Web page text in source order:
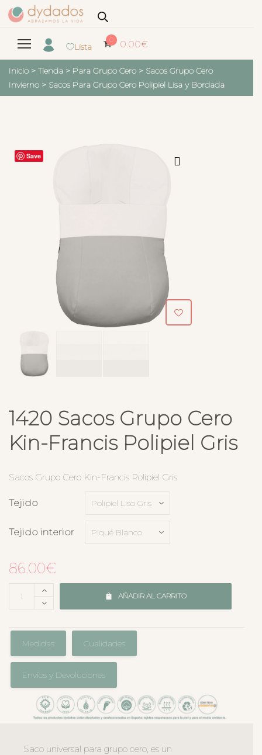
Lista
0 0.00€
Inicio > Tienda > Para Grupo Cero > Sacos Grupo Cero
Invierno > Sacos Para Grupo Cero Polipiel Lisa y Bordada
Save
1420 Sacos Grupo Cero
Kin-Francis Polipiel Gris
Sacos Grupo Cero Kin-Francis Polipiel Gris
Tejido
Tejido interior
86.00€
AÑADIR AL CARRITO
Medidas Cualidades
Envíos y Devoluciones
Saco universal para grupo cero, es un